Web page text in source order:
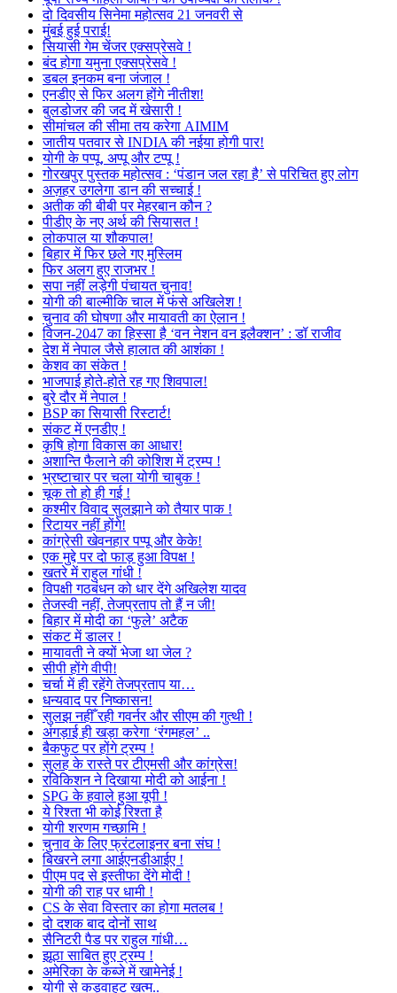
दो दिवसीय सिनेमा महोत्सव 21 जनवरी से
मुंबई हुई पराई!
सियासी गेम चेंजर एक्सप्रेसवे !
बंद होगा यमुना एक्सप्रेसवे !
डबल इनकम बना जंजाल !
एनडीए से फिर अलग होंगे नीतीश!
बुलडोजर की जद में खेसारी !
सीमांचल की सीमा तय करेगा AIMIM
जातीय पतवार से INDIA की नईया होगी पार!
योगी के पप्पू, अप्पू और टप्पू !
गोरखपुर पुस्तक महोत्सव : ‘पंडान जल रहा है’ से परिचित हुए लोग
अज़हर उगलेगा डान की सच्चाई !
अतीक की बीबी पर मेहरबान कौन ?
पीडीए के नए अर्थ की सियासत !
लोकपाल या शौकपाल!
बिहार में फिर छले गए मुस्लिम
फिर अलग हुए राजभर !
सपा नहीं लड़ेगी पंचायत चुनाव!
योगी की बाल्मीकि चाल में फंसे अखिलेश !
चुनाव की घोषणा और मायावती का ऐलान !
विजन-2047 का हिस्सा है ‘वन नेशन वन इलैक्शन’ : डॉ राजीव
देश में नेपाल जैसे हालात की आशंका !
केशव का संकेत !
भाजपाई होते-होते रह गए शिवपाल!
बुरे दौर में नेपाल !
BSP का सियासी रिस्टार्ट!
संकट में एनडीए !
कृषि होगा विकास का आधार!
अशान्ति फैलाने की कोशिश में ट्रम्प !
भ्रष्टाचार पर चला योगी चाबुक !
चूक तो हो ही गई !
कश्मीर विवाद सुलझाने को तैयार पाक !
रिटायर नहीं होंगे!
कांग्रेसी खेवनहार पप्पू और केके!
एक मुद्दे पर दो फाड़ हुआ विपक्ष !
खतरे में राहुल गांधी !
विपक्षी गठबंधन को धार देंगे अखिलेश यादव
तेजस्वी नहीं, तेजप्रताप तो हैं न जी!
बिहार में मोदी का ‘फुले’ अटैक
संकट में डालर !
मायावती ने क्यों भेजा था जेल ?
सीपी होंगे वीपी!
चर्चा में ही रहेंगे तेजप्रताप या…
धन्यवाद पर निष्कासन!
सुलझ नहीँ रही गवर्नर और सीएम की गुत्थी !
अंगड़ाई ही खड़ा करेगा ‘रंगमहल’ ..
बैकफुट पर होंगे ट्रम्प !
सुलह के रास्ते पर टीएमसी और कांग्रेस!
रविकिशन ने दिखाया मोदी को आईना !
SPG के हवाले हुआ यूपी !
ये रिश्ता भी कोई रिश्ता है
योगी शरणम गच्छामि !
चुनाव के लिए फ्रंटलाइनर बना संघ !
बिखरने लगा आईएनडीआईए !
पीएम पद से इस्तीफा देंगे मोदी !
योगी की राह पर धामी !
CS के सेवा विस्तार का होगा मतलब !
दो दशक बाद दोनों साथ
सैनिटरी पैड पर राहुल गांधी…
झूठा साबित हुए ट्रम्प !
अमेरिका के कब्जे में खामेनेई !
योगी से कड़वाहट खत्म..